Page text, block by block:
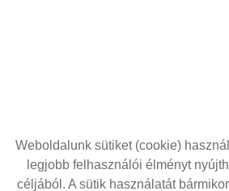
Weboldalunk sütiket (cookie)
legjobb felhasználói élményt
céljából. A sütik használatát